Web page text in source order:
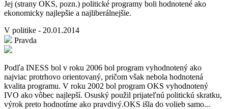
Jej (strany OKS, pozn.) politické programy boli hodnotené ako
ekonomicky najlepšie a najliberálnejšie.
V politike - 20.01.2014
Pravda
Podľa INESS bol v roku 2006 bol program vyhodnotený ako
najviac protrhovo orientovaný, pričom však nebola hodnotená
kvalita programu. V roku 2002 bol program OKS vyhodnotený
IVO ako vôbec najlepší. Osuský použil prijateľnú politickú skratku,
výrok preto hodnotíme ako pravdivý.OKS išla do volieb samo...